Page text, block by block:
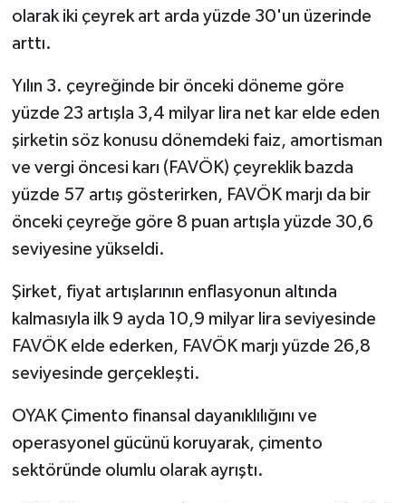
olarak iki çeyrek art arda yüzde 30'un üzerinde
arttı.
Yılın 3. çeyreğinde bir önceki döneme göre
yüzde 23 artışla 3,4 milyar lira net kar elde eden
şirketin söz konusu dönemdeki faiz, amortisman
ve vergi öncesi karı (FAVÖK) çeyreklik bazda
yüzde 57 artış gösterirken, FAVÖK marjı da bir
önceki çeyreğe göre 8 puan artışla yüzde 30,6
seviyesine yükseldi.
Şirket, fiyat artışlarının enflasyonun altında
kalmasıyla ilk 9 ayda 10,9 milyar lira seviyesinde
FAVÖK elde ederken, FAVÖK marjı yüzde 26,8
seviyesinde gerçekleşti.
OYAK Çimento finansal dayanıklılığını ve
operasyonel gücünü koruyarak, çimento
sektöründe olumlu olarak ayrıştı.